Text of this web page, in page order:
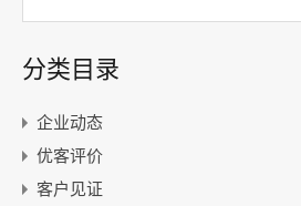
分类目录
企业动态
优客评价
客户见证